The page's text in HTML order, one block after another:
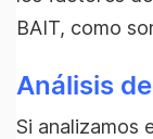
BAIT, como
Análisis
Si analizamos